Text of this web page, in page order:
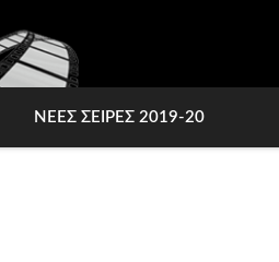
ΝΕΕΣ ΣΕΙΡΕΣ 2019-20